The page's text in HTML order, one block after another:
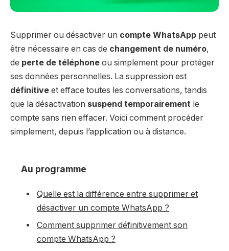
Supprimer ou désactiver un compte WhatsApp peut
être nécessaire en cas de changement de numéro,
de perte de téléphone ou simplement pour protéger
ses données personnelles. La suppression est
définitive et efface toutes les conversations, tandis
que la désactivation suspend temporairement le
compte sans rien effacer. Voici comment procéder
simplement, depuis l’application ou à distance.
Au programme
Quelle est la différence entre supprimer et
désactiver un compte WhatsApp ?
Comment supprimer définitivement son
compte WhatsApp ?